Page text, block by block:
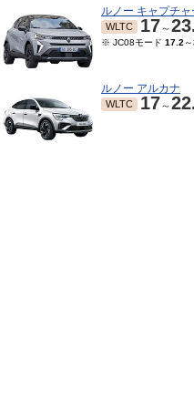
ルノー キャプチャ
WLTC 17～
※ JC08モード 17.2 ～
ルノー アルカナ
WLTC 17～